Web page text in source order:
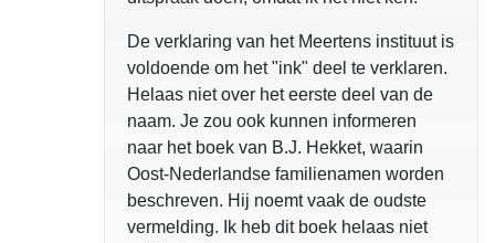
De verklaring van het Meertens instituut is
voldoende om het "ink" deel te verklaren.
Helaas niet over het eerste deel van de
naam. Je zou ook kunnen informeren
naar het boek van B.J. Hekket, waarin
Oost-Nederlandse familienamen worden
beschreven. Hij noemt vaak de oudste
vermelding. Ik heb dit boek helaas niet